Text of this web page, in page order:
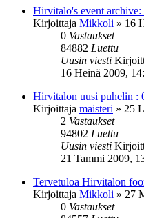
Hirvitalo's event
Kirjoittaja Mikkoli » 16
0 Vastaukset
84882 Luettu
Uusin viesti
16 Heinä 2009,
Hirvitalon uusi puhelin :
Kirjoittaja maisteri » 25
2 Vastaukset
94802 Luettu
Uusin viesti
21 Tammi 2009,
Tervetuloa Hirvitalon
Kirjoittaja Mikkoli » 27
0 Vastaukset